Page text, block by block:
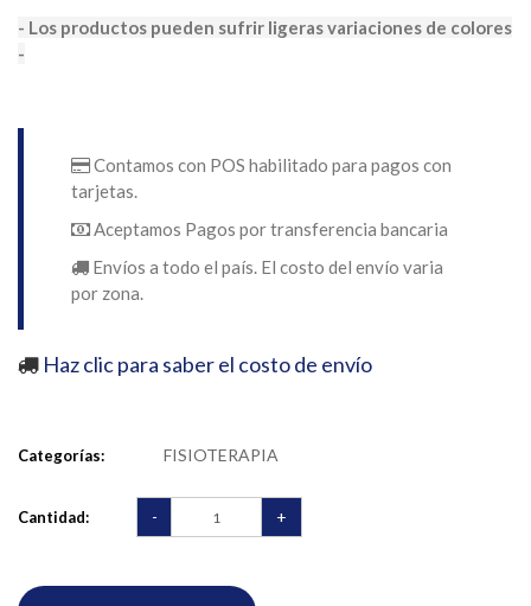
- Los productos pueden sufrir ligeras variaciones de colores
-
Contamos con POS habilitado para pagos con
tarjetas.
Aceptamos Pagos por transferencia bancaria
Envíos a todo el país. El costo del envío varia
por zona.
Haz clic para saber el costo de envío
Categorías: FISIOTERAPIA
Cantidad: - +